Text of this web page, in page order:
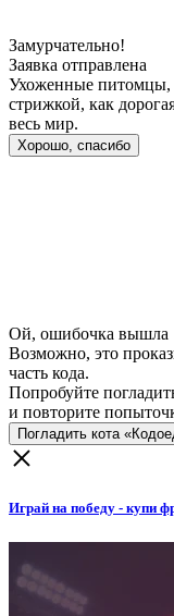
Замурчательно!
Заявка отправлена
Ухоженные питомцы,
стрижкой, как
весь мир.
Хорошо, спасибо
Ой, ошибочка вышла
Возможно, это
часть кода.
Попробуйте
и повторите
Погладить кота
Играй на победу - купи